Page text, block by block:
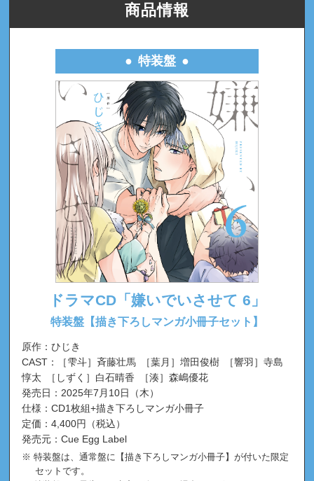
商品情報
特装盤
ドラマCD「嫌いでいさせて 6」
特装盤【描き下ろしマンガ小冊子セット】
原作：ひじき
CAST：［雫斗］斉藤壮馬 ［葉月］増田俊樹 ［響羽］寺島
惇太 ［しずく］白石晴香 ［湊］森嶋優花
発売日：2025年7月10日（木）
仕様：CD1枚組+描き下ろしマンガ小冊子
定価：4,400円（税込）
発売元：Cue Egg Label
特装盤は、通常盤に【描き下ろしマンガ小冊子】が付いた限定
セットです。